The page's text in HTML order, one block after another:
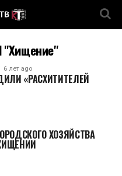
"Хищение"
6 лет ago
«РАСХИТИТЕЛЕЙ
ХОЗЯЙСТВА